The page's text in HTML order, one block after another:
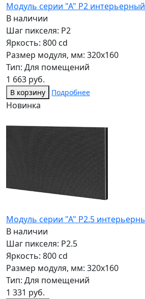
Модуль серии "А" P2
В наличии
Шаг пикселя: P2
Яркость: 800 cd
Размер модуля, мм: 320x160
Тип: Для помещений
1 663 руб.
В корзину Подробнее
Новинка
Модуль серии "А" P2.5
В наличии
Шаг пикселя: P2.5
Яркость: 800 cd
Размер модуля, мм: 320x160
Тип: Для помещений
1 331 руб.